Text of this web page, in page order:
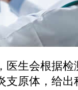
医生会根据
支原体，给